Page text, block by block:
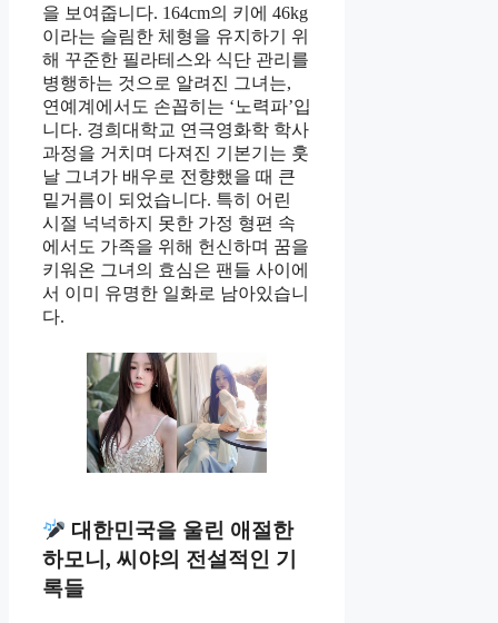
을 보여줍니다. 164cm의 키에 46kg
이라는 슬림한 체형을 유지하기 위
해 꾸준한 필라테스와 식단 관리를
병행하는 것으로 알려진 그녀는,
연예계에서도 손꼽히는 ‘노력파’입
니다. 경희대학교 연극영화학 학사
과정을 거치며 다져진 기본기는 훗
날 그녀가 배우로 전향했을 때 큰
밑거름이 되었습니다. 특히 어린
시절 넉넉하지 못한 가정 형편 속
에서도 가족을 위해 헌신하며 꿈을
키워온 그녀의 효심은 팬들 사이에
서 이미 유명한 일화로 남아있습니
다.
대한민국을 울린 애절한
하모니, 씨야의 전설적인 기
록들